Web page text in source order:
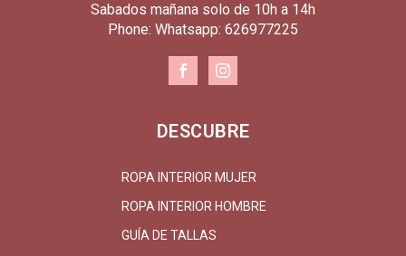
Sabados mañana solo de 10h a 14h
Phone: Whatsapp: 626977225
DESCUBRE
ROPA INTERIOR MUJER
ROPA INTERIOR HOMBRE
GUÍA DE TALLAS